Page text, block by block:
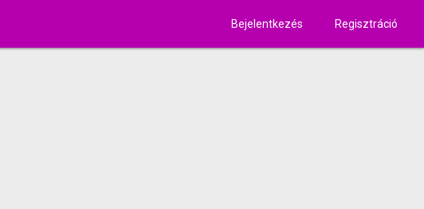
Bejelentkezés Regisztráció